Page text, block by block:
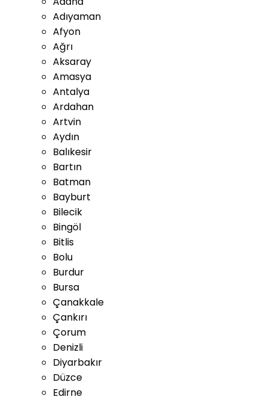
Adıyaman
Afyon
Ağrı
Aksaray
Amasya
Antalya
Ardahan
Artvin
Aydın
Balıkesir
Bartın
Batman
Bayburt
Bilecik
Bingöl
Bitlis
Bolu
Burdur
Bursa
Çanakkale
Çankırı
Çorum
Denizli
Diyarbakır
Düzce
Edirne